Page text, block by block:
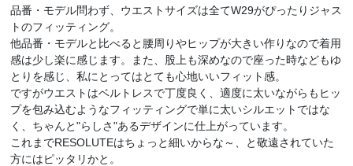
品番・モデル問わず、ウエストサイズは全てW29がぴったりジャス
トのフィッティング。
他品番・モデルと比べると腰周りやヒップが大きい作りなので着用
感は少し楽に感じます。また、股上も深めなので座った時などもゆ
とりを感じ、私にとってはとても心地いいフィット感。
ですがウエストはベルトレスで丁度良く、適度に太いながらもヒッ
プを包み込むようなフィッティングで単に太いシルエットではな
く、ちゃんと"らしさ"あるデザインに仕上がっています。
これまでRESOLUTEはちょっと細いからな～、と敬遠されていた
方にはピッタリかと。